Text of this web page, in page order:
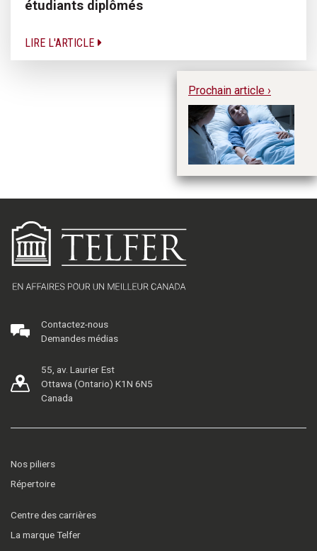
étudiants diplômés
LIRE L'ARTICLE
Prochain article ›
Contactez-nous
Demandes médias
55, av. Laurier Est
Ottawa (Ontario) K1N 6N5
Canada
Nos piliers
Répertoire
Centre des carrières
La marque Telfer